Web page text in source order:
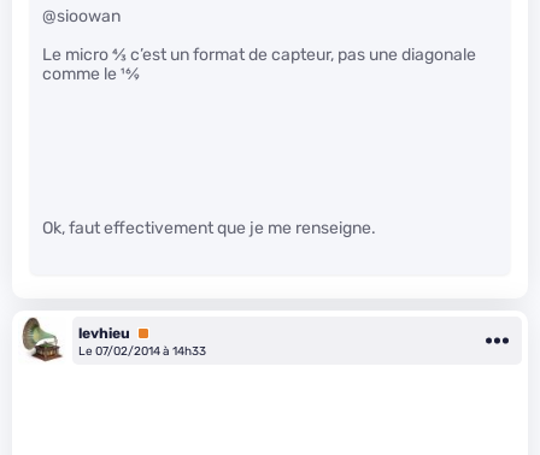
@sioowan
Le micro4⁄3c’est un format de capteur, pas une diagonale
comme le 16⁄9
Ok, faut effectivement que je me renseigne.
levhieu
Premium
Le 07/02/2014 à 14h33